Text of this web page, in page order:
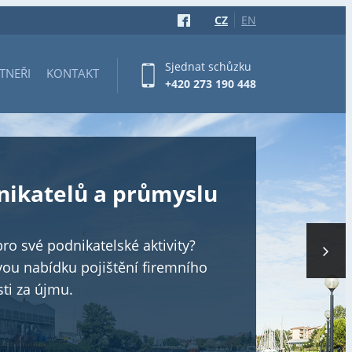
CZ EN
Sjednat schůzku
+420 273 190 448
KONTAKT
a průmyslu
své podnikatelské aktivity?
nabídku pojištění firemního
za újmu.